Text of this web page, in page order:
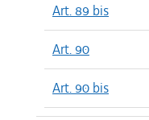
Art. 89 bis
Art. 90
Art. 90 bis